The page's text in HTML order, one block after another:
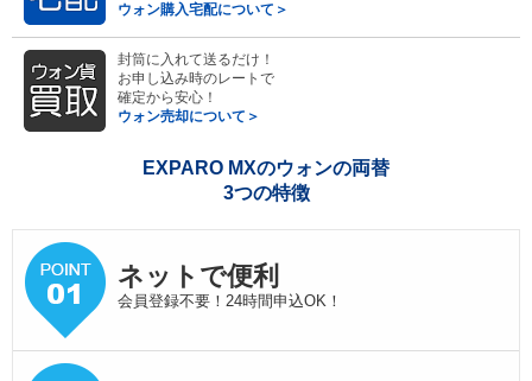
ウォン購入宅配について＞
封筒に入れて送るだけ！
お申し込み時のレートで
確定から安心！
ウォン売却について＞
EXPARO MXのウォンの両替
3つの特徴
ネットで便利
会員登録不要！24時間申込OK！